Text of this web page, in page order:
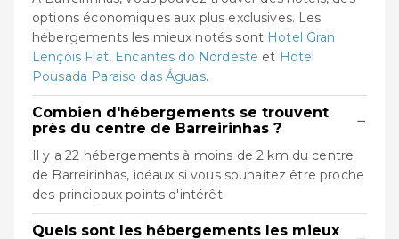
options économiques aux plus exclusives. Les
hébergements les mieux notés sont Hotel Gran
Lençóis Flat, Encantes do Nordeste et Hotel
Pousada Paraiso das Águas.
Combien d'hébergements se trouvent
près du centre de Barreirinhas ?
−
Il y a 22 hébergements à moins de 2 km du centre
de Barreirinhas, idéaux si vous souhaitez être proche
des principaux points d'intérêt.
Quels sont les hébergements les mieux